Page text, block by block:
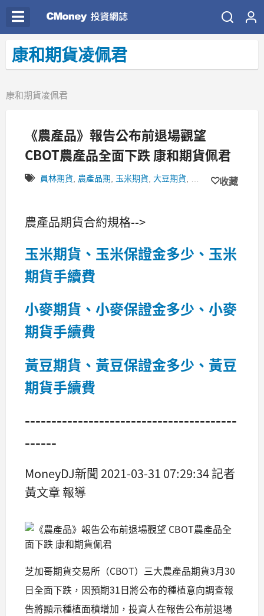
康和期貨凌佩君
康和期貨凌佩君
《農產品》報告公布前退場觀望
CBOT農產品全面下跌 康和期貨佩君
員林期貨 農產品期 玉米期貨 大豆期貨 小麥期貨,台中期貨
收藏
農產品期貨合約規格-->
玉米期貨、玉米保證金多少、玉米
期貨手續費
小麥期貨、小麥保證金多少、小麥
期貨手續費
黃豆期貨、黃豆保證金多少、黃豆
期貨手續費
----------------------------------------
------
MoneyDJ新聞 2021-03-31 07:29:34 記者
黃文章 報導
芝加哥期貨交易所（CBOT）三大農產品期貨3月30
日全面下跌，因預期31日將公布的種植意向調查報
告將顯示種植面積增加，投資人在報告公布前退場